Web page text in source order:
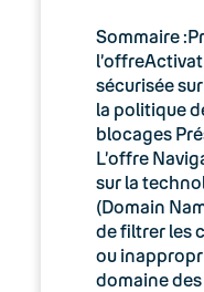
Sommaire
sécurisée
la politique
blocages
L’offre
sur la
(Domain
de filtrer les
ou
domaine